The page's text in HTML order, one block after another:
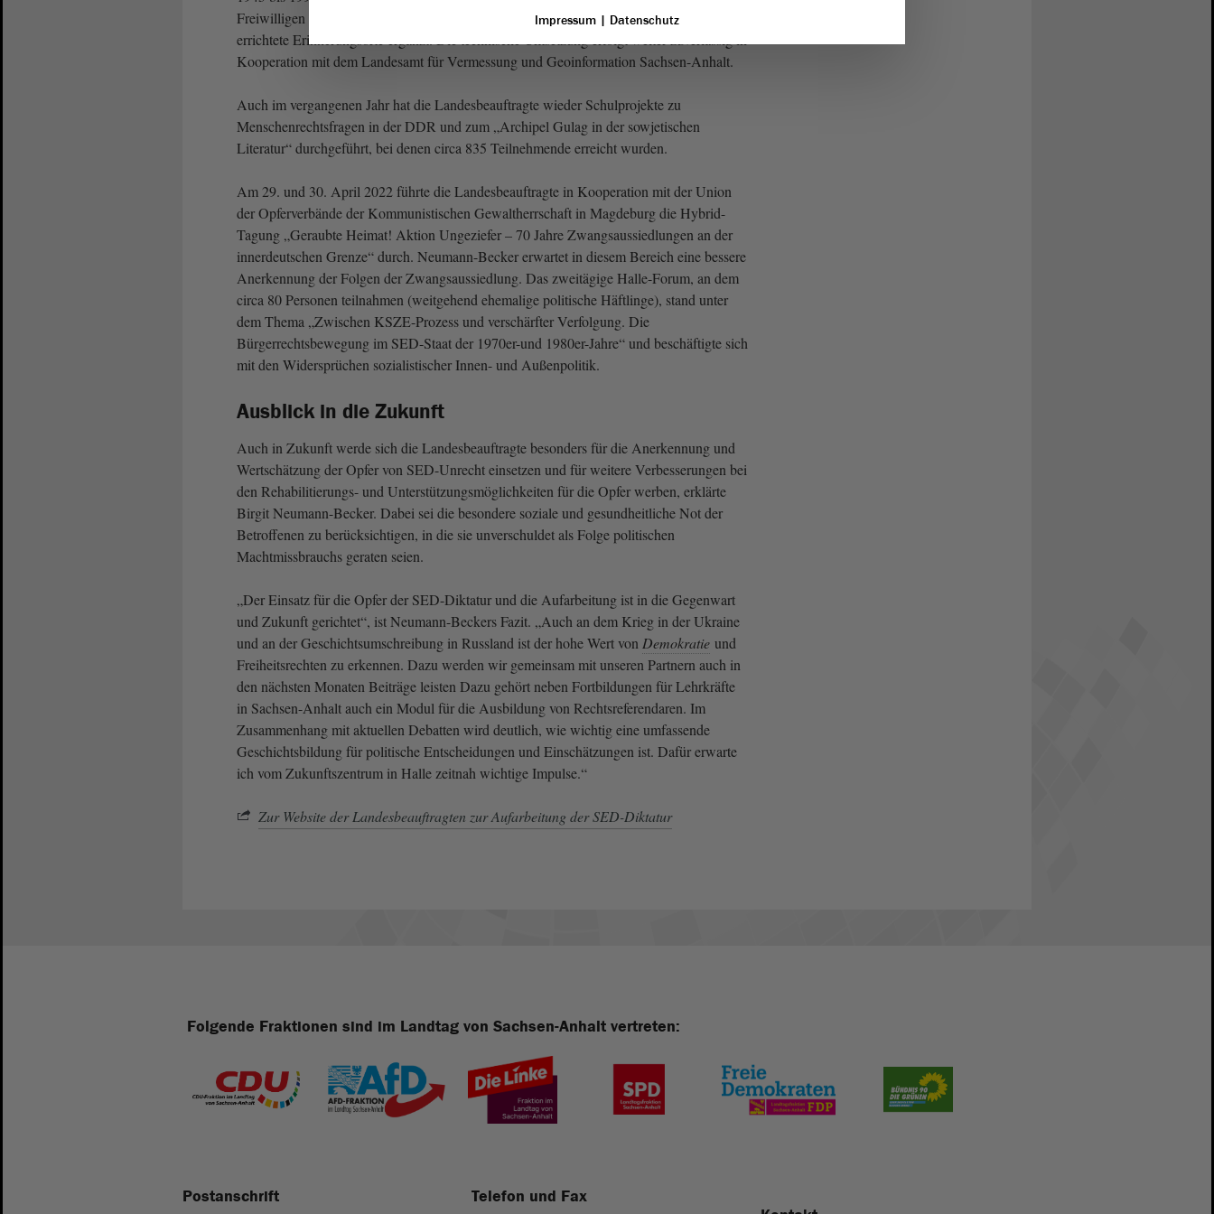
Freiwilligen Sozialen Jahr. Die Karte enthält nun 540 Datensätze und wurde um bereits
errichtete Erinnerungsorte ergänzt. Die technische Umsetzung erfolgt weiter zuverlässig in
Kooperation mit dem Landesamt für Vermessung und Geoinformation Sachsen-Anhalt.
Auch im vergangenen Jahr hat die Landesbeauftragte wieder Schulprojekte zu
Menschenrechtsfragen in der DDR und zum „Archipel Gulag in der sowjetischen
Literatur“ durchgeführt, bei denen circa 835 Teilnehmende erreicht wurden.
Am 29. und 30. April 2022 führte die Landesbeauftragte in Kooperation mit der Union
der Opferverbände der Kommunistischen Gewaltherrschaft in Magdeburg die Hybrid-
Tagung „Geraubte Heimat! Aktion Ungeziefer – 70 Jahre Zwangsaussiedlungen an der
innerdeutschen Grenze“ durch. Neumann-Becker erwartet in diesem Bereich eine bessere
Anerkennung der Folgen der Zwangsaussiedlung. Das zweitägige Halle-Forum, an dem
circa 80 Personen teilnahmen (weitgehend ehemalige politische Häftlinge), stand unter
dem Thema „Zwischen KSZE-Prozess und verschärfter Verfolgung. Die
Bürgerrechtsbewegung im SED-Staat der 1970er-und 1980er-Jahre“ und beschäftigte sich
mit den Widersprüchen sozialistischer Innen- und Außenpolitik.
Ausblick in die Zukunft
Auch in Zukunft werde sich die Landesbeauftragte besonders für die Anerkennung und
Wertschätzung der Opfer von SED-Unrecht einsetzen und für weitere Verbesserungen bei
den Rehabilitierungs- und Unterstützungsmöglichkeiten für die Opfer werben, erklärte
Birgit Neumann-Becker. Dabei sei die besondere soziale und gesundheitliche Not der
Betroffenen zu berücksichtigen, in die sie unverschuldet als Folge politischen
Machtmissbrauchs geraten seien.
„Der Einsatz für die Opfer der SED-Diktatur und die Aufarbeitung ist in die Gegenwart
und Zukunft gerichtet“, ist Neumann-Beckers Fazit. „Auch an dem Krieg in der Ukraine
und an der Geschichtsumschreibung in Russland ist der hohe Wert von Demokratie und
Freiheitsrechten zu erkennen. Dazu werden wir gemeinsam mit unseren Partnern auch in
den nächsten Monaten Beiträge leisten Dazu gehört neben Fortbildungen für Lehrkräfte
in Sachsen-Anhalt auch ein Modul für die Ausbildung von Rechtsreferendaren. Im
Zusammenhang mit aktuellen Debatten wird deutlich, wie wichtig eine umfassende
Geschichtsbildung für politische Entscheidungen und Einschätzungen ist. Dafür erwarte
ich vom Zukunftszentrum in Halle zeitnah wichtige Impulse.“
Zur Website der Landesbeauftragten zur Aufarbeitung der SED-Diktatur
Folgende Fraktionen sind im Landtag von Sachsen-Anhalt vertreten:
Postanschrift Telefon und Fax
Impressum | Datenschutz